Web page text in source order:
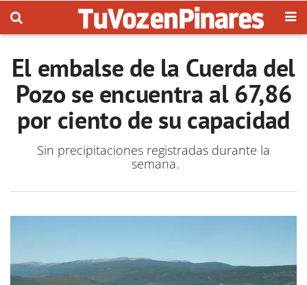
El embalse de la Cuerda del
Pozo se encuentra al 67,86
por ciento de su capacidad
Sin precipitaciones registradas durante la
semana.